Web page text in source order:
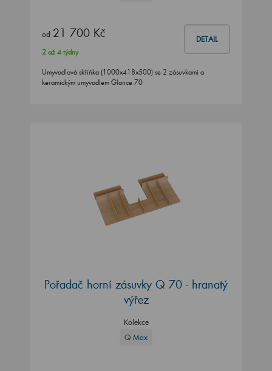
od 21 700 Kč DETAIL
2 až 4 týdny
Umyvadlová skříňka (1000x418x500) se 2 zásuvkami a
keramickým umyvadlem Glance 70
Pořadač horní zásuvky Q 70 - hranatý
výřez
Kolekce
Q Max